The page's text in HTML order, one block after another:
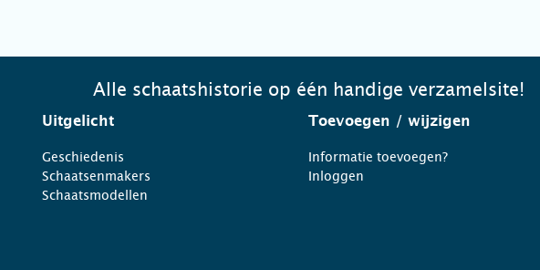
Alle schaatshistorie op één handige verzamelsite!
Uitgelicht
Geschiedenis
Schaatsenmakers
Schaatsmodellen
Toevoegen / wijzigen
Informatie toevoegen?
Inloggen